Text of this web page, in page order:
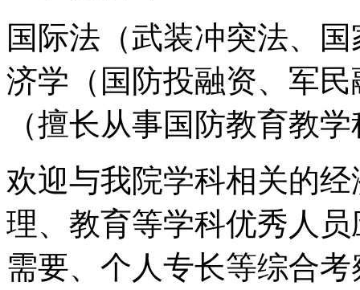
国际法（武装冲突法、
济学（国防投融资、军
（擅长从事国防教育教
欢迎与我院学科相关的
理、教育等学科优秀人
需要、个人专长等综合